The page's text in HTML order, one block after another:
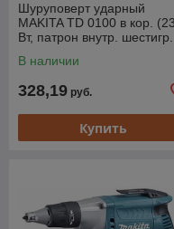
Шуруповерт ударный
MAKITA TD 0100 в кор.
Вт, патрон внутр. шестигр.
В наличии
328,19 руб.
Купить